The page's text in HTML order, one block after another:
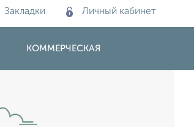
Закладки Личный кабинет
КОММЕРЧЕСКАЯ